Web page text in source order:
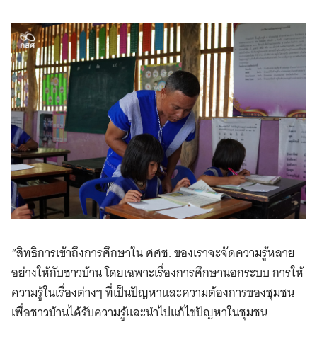
“สิทธิการเข้าถึงการศึกษาใน ศศช. ของเราจะจัดความรู้หลาย
อย่างให้กับชาวบ้าน โดยเฉพาะเรื่องการศึกษานอกระบบ การให้
ความรู้ในเรื่องต่างๆ ที่เป็นปัญหาและความต้องการของชุมชน
เพื่อชาวบ้านได้รับความรู้และนำไปแก้ไขปัญหาในชุมชน